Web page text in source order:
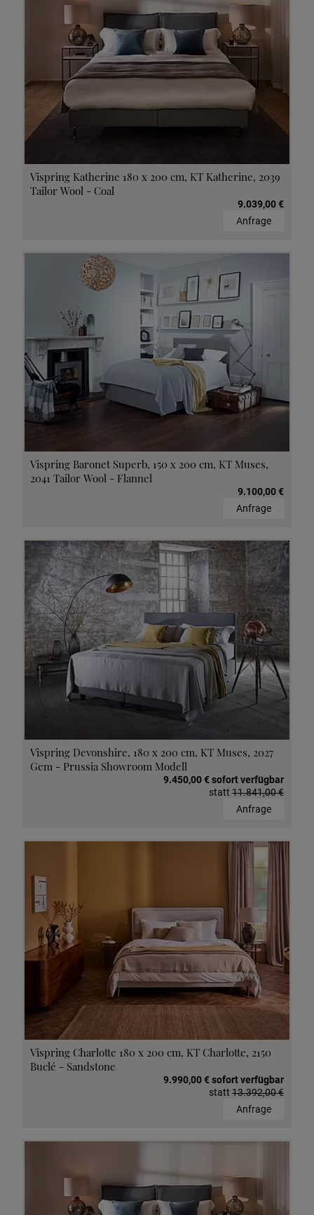
Vispring Katherine 180 x 200 cm, KT Katherine, 2039
Tailor Wool - Coal
9.039,00 €
Anfrage
Vispring Baronet Superb, 150 x 200 cm, KT Muses,
2041 Tailor Wool - Flannel
9.100,00 €
Anfrage
Vispring Devonshire, 180 x 200 cm, KT Muses, 2027
Gem - Prussia Showroom Modell
9.450,00 € sofort verfügbar
statt 11.841,00 €
Anfrage
Vispring Charlotte 180 x 200 cm, KT Charlotte, 2150
Buclé - Sandstone
9.990,00 € sofort verfügbar
statt 13.392,00 €
Anfrage